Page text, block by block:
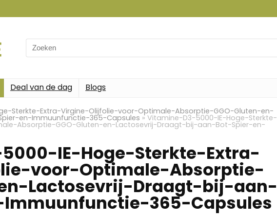
Search
for:
Deal van de dag Blogs
Sterkte-Extra-Virgine-Olijfolie-voor-Optimale-Absorptie-GGO-Gluten-en-
en-Immuunfunctie-365-Capsules » Vitamine-D3-5000-IE-Hoge-Sterkte-
Absorptie-GGO-Gluten-en-Lactosevrij-Draagt-bij-aan-Bot-Spier-en-
IE-Hoge-Sterkte-Extra-
voor-Optimale-Absorptie-
Lactosevrij-Draagt-bij-aan-
365-Capsules